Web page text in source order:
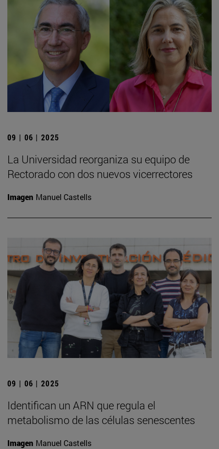
09 | 06 | 2025
La Universidad reorganiza su equipo de
Rectorado con dos nuevos vicerrectores
Imagen Manuel Castells
09 | 06 | 2025
Identifican un ARN que regula el
metabolismo de las células senescentes
Imagen Manuel Castells